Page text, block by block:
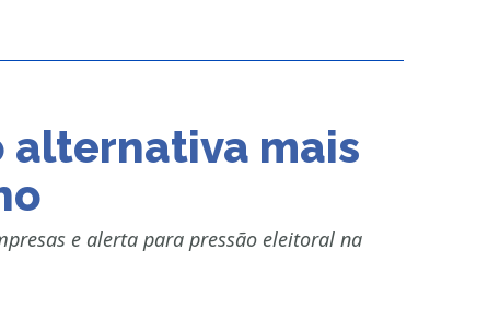
alternativa mais
e alerta para pressão eleitoral na